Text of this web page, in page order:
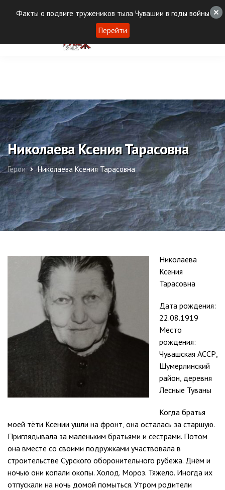
Николаева Ксения Тарасовна
Герои Николаева Ксения Тарасовна
Николаева
Ксения
Тарасовна
Дата рождения:
22.08.1919
Место
рождения:
Чувашская АССР,
Шумерлинский
район, деревня
Лесные Туваны
Когда братья
моей тёти Ксении ушли на фронт, она осталась за старшую.
Приглядывала за маленьким братьями и сёстрами. Потом
она вместе со своими подружками участвовала в
строительстве Сурского оборонительного рубежа. Днём и
ночью они копали окопы. Холод. Мороз. Тяжело. Иногда их
отпускали на ночь домой помыться. Утром родители
Факты о подвиге тружеников тыла Чувашии в годы войны
Перейти